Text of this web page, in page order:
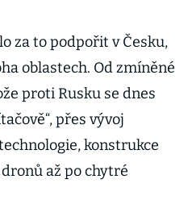
za to podpořit v Česku,
oblastech. Od zmíněné
proti Rusku se dnes
přes vývoj
konstrukce
až po chytré